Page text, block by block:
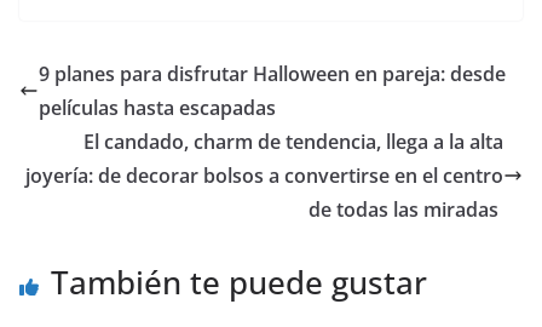
9 planes para disfrutar Halloween en pareja: desde
películas hasta escapadas
​El candado, charm de tendencia, llega a la alta
joyería: de decorar bolsos a convertirse en el centro
de todas las miradas
También te puede gustar